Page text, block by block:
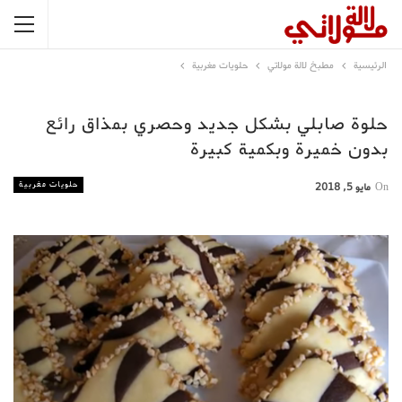
الرئيسية مطبخ لالة مولاتي حلويات مغربية
حلوة صابلي بشكل جديد وحصري بمذاق رائع
بدون خميرة وبكمية كبيرة
حلويات مغربية On مايو 5, 2018